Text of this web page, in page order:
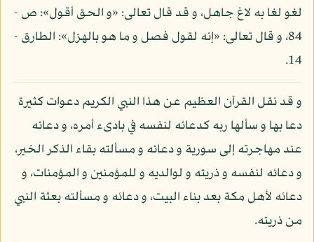
لغو لغا به لاغ جاهل، و قد قال تعالى: «و الحق أقول»: ص -
84، و قال تعالى: «إنه لقول فصل و ما هو بالهزل»: الطارق -
14.
و قد نقل القرآن العظيم عن هذا النبي الكريم دعوات كثيرة
دعا بها و سألها ربه كدعائه لنفسه في بادىء أمره، و دعائه
عند مهاجرته إلى سورية و دعائه و مسألته بقاء الذكر الخير،
و دعائه لنفسه و ذريته و لوالديه و للمؤمنين و المؤمنات، و
دعائه لأهل مكة بعد بناء البيت، و دعائه و مسألته بعثة النبي
من ذريته.